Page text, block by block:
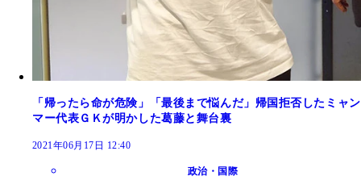
「帰ったら命が危険」「最後まで悩んだ」帰国拒否したミャン
マー代表ＧＫが明かした葛藤と舞台裏
2021年06月17日 12:40
政治・国際